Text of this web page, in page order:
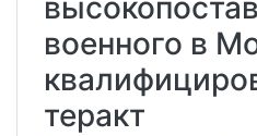
военного в
теракт